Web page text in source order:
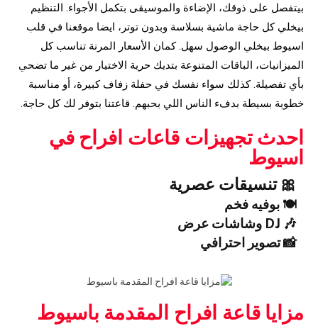
بيتفصل على ذوقك، الإضاءة والموسيقى بتكمل الأجواء. التنظيم
بيخلي كل حاجة ماشية بسلاسة وبدون توتر، ايضا موقعنا في قلب
اسيوط بيخلي الوصول سهل. كمان الأسعار المرنة تناسب كل
الميزانيات، الباقات المتنوعة بتديك حرية الاختيار من غير ما تضحي
بأي تفصيلة. كذلك سواء نفسك في حفلة زفاف كبيرة، أو مناسبة
خطوبة بسيطة بدفء الناس اللي بحبهم. قاعتنا بتوفر لك كل حاجة.
احدث تجهيزات قاعات افراح في
اسيوط
🎀 تنسيقات عصرية
🍽️ بوفيه فخم
🎶 DJ وشاشات عرض
📸 تصوير احترافي
مزايا قاعة افراح المقدمة باسيوط